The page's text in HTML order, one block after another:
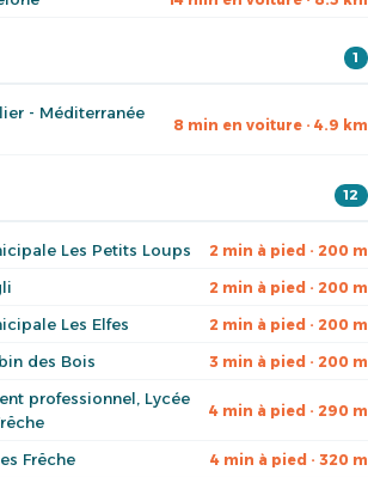
1
- Méditerranée
8 min en voiture · 4.9 km
12
Les Petits Loups 2 min à pied · 200 m
2 min à pied · 200 m
Les Elfes 2 min à pied · 200 m
des Bois 3 min à pied · 200 m
professionnel, Lycée
4 min à pied · 290 m
Frêche 4 min à pied · 320 m